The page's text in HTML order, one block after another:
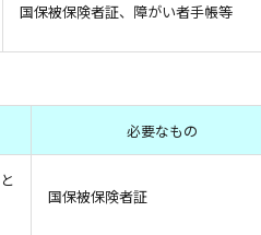
国保被保険者証、障がい者手帳等
必要なもの
国保被保険者証